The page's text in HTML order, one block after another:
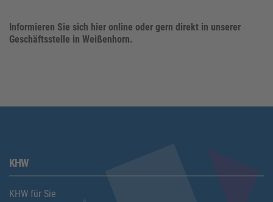
Informieren Sie sich hier online oder gern direkt in unserer
Geschäftsstelle in Weißenhorn.
KHW
KHW für Sie